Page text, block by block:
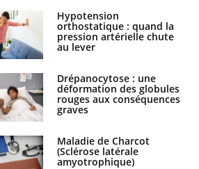
Hypotension
orthostatique : quand la
pression artérielle chute
au lever
Drépanocytose : une
déformation des globules
rouges aux conséquences
graves
Maladie de Charcot
(Sclérose latérale
amyotrophique)